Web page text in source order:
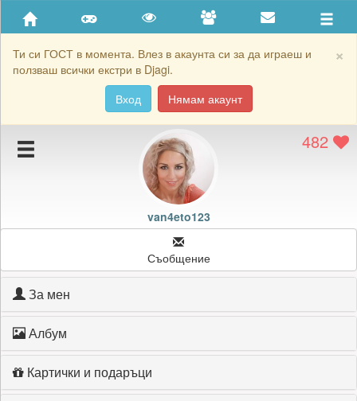
×
Ти си ГОСТ в момента. Влез в акаунта си за да играеш и
ползваш всички екстри в Djagi.
Вход
Нямам акаунт
Приятели
Хронология на игри
Подаръците на van4eto123
Картичките на van4eto123
Блокирай van4eto123
482
van4eto123
Съобщение
За мен
Албум
Картички и подаръци